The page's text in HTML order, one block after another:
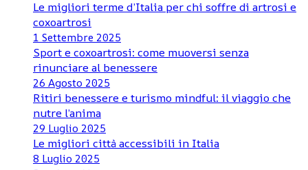
Le migliori terme d’Italia per chi soffre di artrosi e
coxoartrosi
1 Settembre 2025
Sport e coxoartrosi: come muoversi senza
rinunciare al benessere
26 Agosto 2025
Ritiri benessere e turismo mindful: il viaggio che
nutre l’anima
29 Luglio 2025
Le migliori città accessibili in Italia
8 Luglio 2025